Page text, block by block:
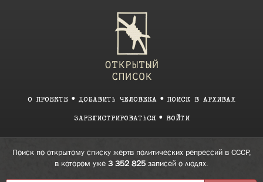
О ПРОЕКТЕ ДОБАВИТЬ ЧЕЛОВЕКА ПОИСК В АРХИВАХ
ЗАРЕГИСТРИРОВАТЬСЯ ВОЙТИ
Поиск по открытому списку жертв политических репрессий в СССР,
в котором уже 3 352 825 записей о людях.